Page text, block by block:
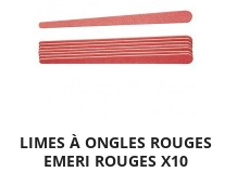
LIMES À ONGLES ROUGES
EMERI ROUGES X10